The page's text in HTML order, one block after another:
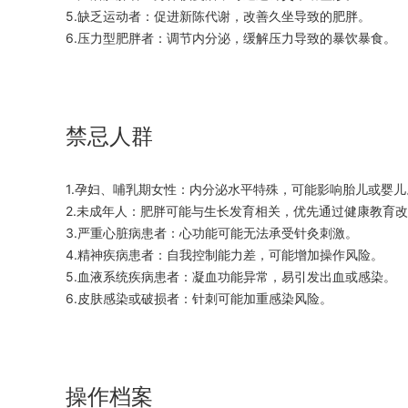
5.缺乏运动者：促进新陈代谢，改善久坐导致的肥胖。
6.压力型肥胖者：调节内分泌，缓解压力导致的暴饮暴食。
禁忌人群
1.孕妇、哺乳期女性：内分泌水平特殊，可能影响胎儿或婴儿
2.未成年人：肥胖可能与生长发育相关，优先通过健康教育改
3.严重心脏病患者：心功能可能无法承受针灸刺激。
4.精神疾病患者：自我控制能力差，可能增加操作风险。
5.血液系统疾病患者：凝血功能异常，易引发出血或感染。
6.皮肤感染或破损者：针刺可能加重感染风险。
操作档案